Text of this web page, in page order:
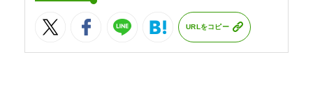
URLをコピー